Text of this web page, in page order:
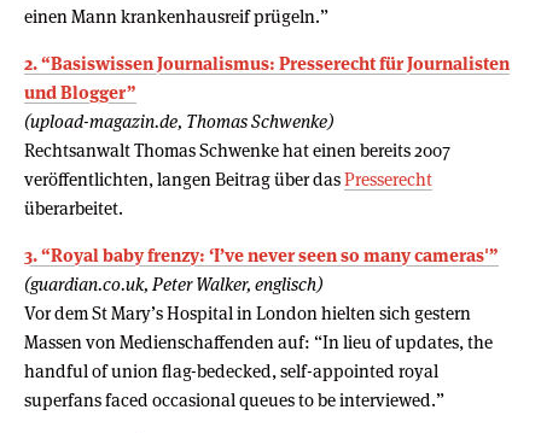
einen Mann krankenhausreif prügeln.”
2. “Basiswissen Journalismus: Presserecht für Journalisten
und Blogger”
(upload-magazin.de, Thomas Schwenke)
Rechtsanwalt Thomas Schwenke hat einen bereits 2007
veröffentlichten, langen Beitrag über dasPresserecht
überarbeitet.
3. “Royal baby frenzy: ‘I’ve never seen so many cameras'”
(guardian.co.uk, Peter Walker, englisch)
Vor dem St Mary’s Hospital in London hielten sich gestern
Massen von Medienschaffenden auf: “In lieu of updates, the
handful of union flag-bedecked, self-appointed royal
superfans faced occasional queues to be interviewed.”